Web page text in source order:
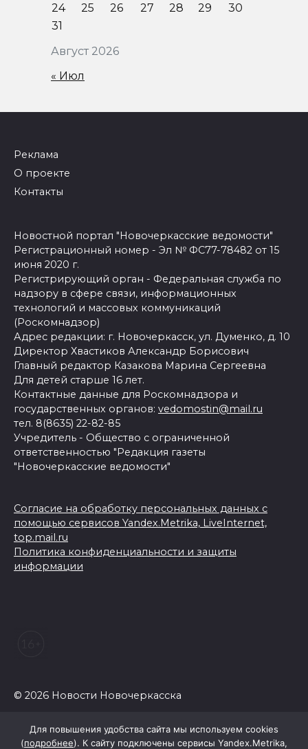
Август 2026
24
25 26 27 28 29
30
31
« Июл
Реклама
О проекте
Контакты
Новостной портал "Новочеркасские ведомости"
Регистрационный номер - Эл № ФС77-78482 от 15
июня 2020 г.
Регистрирующий орган - Федеральная служба по
надзору в сфере связи, информационных
технологий и массовых коммуникаций
(Роскомнадзор)
Адрес редакции: г. Новочеркасск, ул. Думенко, д. 10
Директор Хвастиков Александр Борисович
Главный редактор Казакова Марина Сергеевна
Для детей старше 16 лет.
Контактные данные для Роскомнадзора и
государственных органов: vedomostin@mail.ru
тел. 8(8635) 22-82-85
Учредитель - Общество с ограниченной
ответственностью "Редакция газеты
"Новочеркасские ведомости"
Согласие на обработку персональных данных с
помощью сервисов Yandex.Metrika, LiveInternet,
top.mail.ru
Политика конфиденциальности и защиты
информации
© 2026 Новости Новочеркасска
Для повышения удобства сайта мы используем cookies
(подробнее). К сайту подключены сервисы Yandex.Metrika,